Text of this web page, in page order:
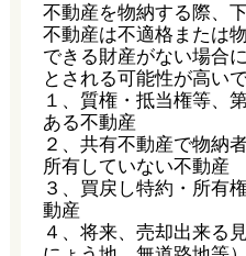
不動産を物納する際、
不動産は不適格または
できる財産がない場合
とされる可能性が高いで
１、質権・抵当権等、
ある不動産
２、共有不動産で物納
所有していない不動産
３、買戻し特約・所有
動産
４、将来、売却出来る